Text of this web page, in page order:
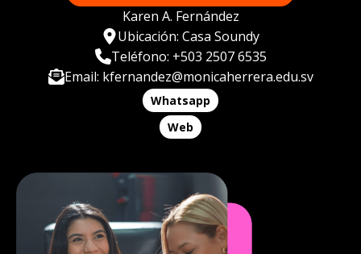
Karen A. Fernández
Ubicación: Casa Soundy
Teléfono: +503 2507 6535
Email: kfernandez@monicaherrera.edu.sv
Whatsapp
Web